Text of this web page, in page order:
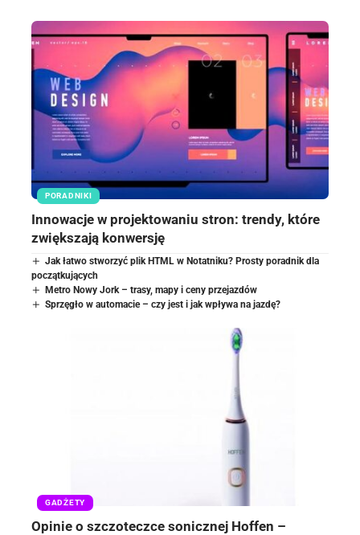
PORADNIKI
Innowacje w projektowaniu stron: trendy, które
zwiększają konwersję
Jak łatwo stworzyć plik HTML w Notatniku? Prosty poradnik dla
początkujących
Metro Nowy Jork – trasy, mapy i ceny przejazdów
Sprzęgło w automacie – czy jest i jak wpływa na jazdę?
GADŻETY
Opinie o szczoteczce sonicznej Hoffen –